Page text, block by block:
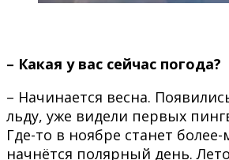
– Какая у вас сейчас погода?
– Начинается весна.
льду, уже видели первых
Где-то в ноябре станет
начнётся полярный день.